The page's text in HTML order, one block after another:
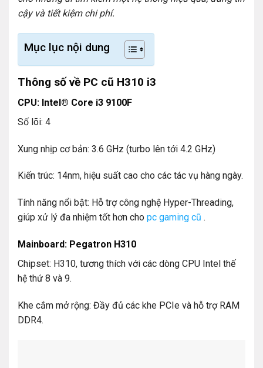
cậy và tiết kiệm chi phí.
Mục lục nội dung
Thông số về PC cũ H310 i3
CPU: Intel® Core i3 9100F
Số lõi: 4
Xung nhịp cơ bản: 3.6 GHz (turbo lên tới 4.2 GHz)
Kiến trúc: 14nm, hiệu suất cao cho các tác vụ hàng ngày.
Tính năng nổi bật: Hỗ trợ công nghệ Hyper-Threading,
giúp xử lý đa nhiệm tốt hơn cho pc gaming cũ .
Mainboard: Pegatron H310
Chipset: H310, tương thích với các dòng CPU Intel thế
hệ thứ 8 và 9.
Khe cắm mở rộng: Đầy đủ các khe PCIe và hỗ trợ RAM
DDR4.